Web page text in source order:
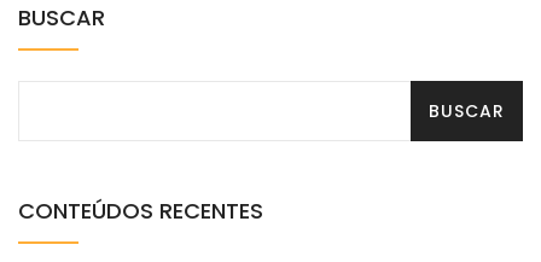
BUSCAR
CONTEÚDOS RECENTES